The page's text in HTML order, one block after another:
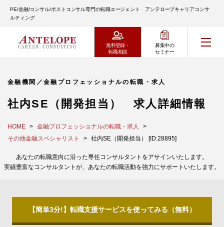
PE/金融/コンサル/ポストコンサル専門の転職エージェント アンテロープキャリアコンサ
ルティング
無料登録・
転職相談
募集中の
セミナー
金融機関／金融プロフェッショナルの転職・求人
社内SE（開発担当） 求人詳細情報
HOME
金融プロフェッショナルの転職・求人
その他金融スペシャリスト
社内SE（開発担当） [ID:28895]
あなたの転職意向に沿った専任コンサルタントをアサインいたします。
実績豊富なコンサルタントが、あなたの転職活動を強力にサポートいたします。
【簡単3分!】転職支援サービスを使ってみる（無料）